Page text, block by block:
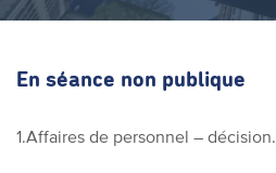
En séance non publique
1.Affaires de personnel – décision.